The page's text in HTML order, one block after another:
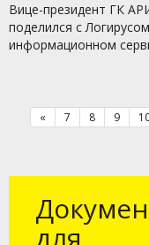
Вице-президент ГК
поделился с
информационном
« 7 8 9
для